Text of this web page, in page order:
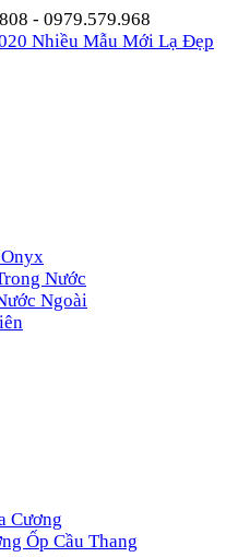
- 0979.579.968
Nước
Ngoài
Cương
Ốp Cầu Thang